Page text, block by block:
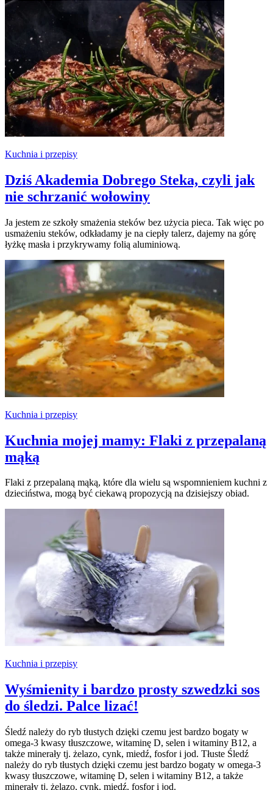
Kuchnia i przepisy
Dziś Akademia Dobrego Steka, czyli jak
nie schrzanić wołowiny
Ja jestem ze szkoły smażenia steków bez użycia pieca. Tak więc po
usmażeniu steków, odkładamy je na ciepły talerz, dajemy na górę
łyżkę masła i przykrywamy folią aluminiową.
Kuchnia i przepisy
Kuchnia mojej mamy: Flaki z przepalaną
mąką
Flaki z przepalaną mąką, które dla wielu są wspomnieniem kuchni z
dzieciństwa, mogą być ciekawą propozycją na dzisiejszy obiad.
Kuchnia i przepisy
Wyśmienity i bardzo prosty szwedzki sos
do śledzi. Palce lizać!
Śledź należy do ryb tłustych dzięki czemu jest bardzo bogaty w
omega-3 kwasy tłuszczowe, witaminę D, selen i witaminy B12, a
także minerały tj. żelazo, cynk, miedź, fosfor i jod. Tłuste Śledź
należy do ryb tłustych dzięki czemu jest bardzo bogaty w omega-3
kwasy tłuszczowe, witaminę D, selen i witaminy B12, a także
minerały tj. żelazo, cynk, miedź, fosfor i jod.